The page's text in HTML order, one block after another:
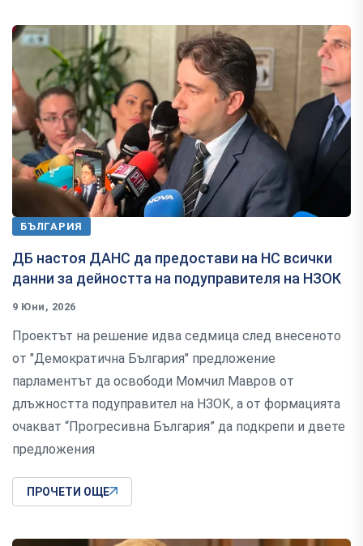
БЪЛГАРИЯ
ДБ настоя ДАНС да предостави на НС всички
данни за дейността на подуправителя на НЗОК
9 Юни, 2026
Проектът на решение идва седмица след внесеното
от "Демократична България" предложение
парламентът да освободи Момчил Мавров от
длъжността подуправител на НЗОК, а от формацията
очакват “Прогресивна България” да подкрепи и двете
предложения
ПРОЧЕТИ ОЩЕ